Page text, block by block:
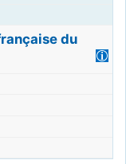
du